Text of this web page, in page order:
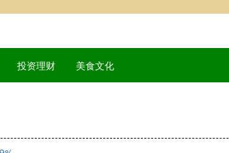
投资理财 美食文化